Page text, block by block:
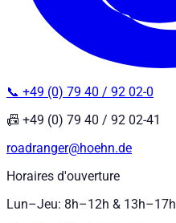
📞 +49 (0) 79 40 / 92 02-0
📠 +49 (0) 79 40 / 92 02-41
roadranger@hoehn.de
Horaires d'ouverture
Lun–Jeu: 8h–12h & 13h–17h